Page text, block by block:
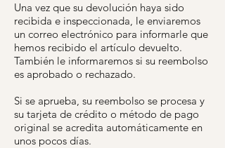
Una vez que su devolución haya sido
recibida e inspeccionada, le enviaremos
un correo electrónico para informarle que
hemos recibido el artículo devuelto.
También le informaremos si su reembolso
es aprobado o rechazado.
Si se aprueba, su reembolso se procesa y
su tarjeta de crédito o método de pago
original se acredita automáticamente en
unos pocos días.